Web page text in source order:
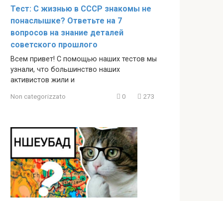
Тест: С жизнью в СССР знакомы не
понаслышке? Ответьте на 7
вопросов на знание деталей
советского прошлого
Всем привет! С помощью наших тестов мы
узнали, что большинство наших
активистов жили и
Non categorizzato 0 273